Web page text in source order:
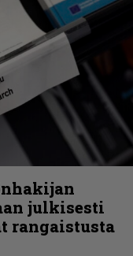
julkisesti
rangaistusta